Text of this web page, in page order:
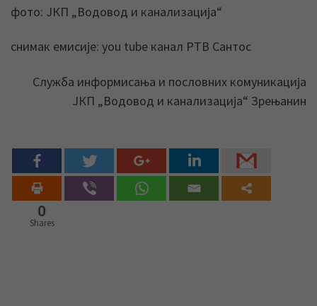
фото: ЈКП „Водовод и канализација“
снимак емисије: you tube канал РТВ Сантос
Служба информисања и пословних комуникација
ЈКП „Водовод и канализација“ Зрењанин
0
Shares